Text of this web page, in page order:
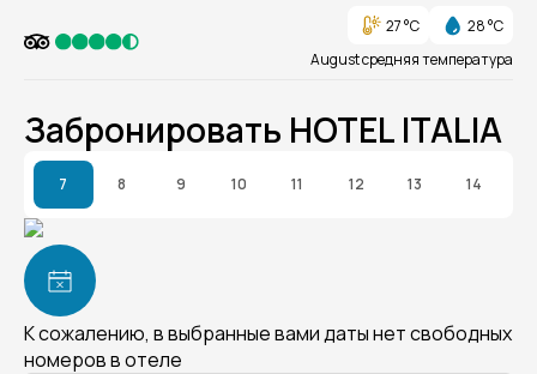
27 °C
28 °C
August средняя температура
Забронировать HOTEL ITALIA
7 8 9 10 11 12 13 14
К сожалению, в выбранные вами даты нет свободных
номеров в отеле